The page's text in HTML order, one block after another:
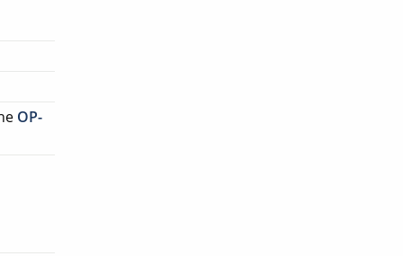
OP-